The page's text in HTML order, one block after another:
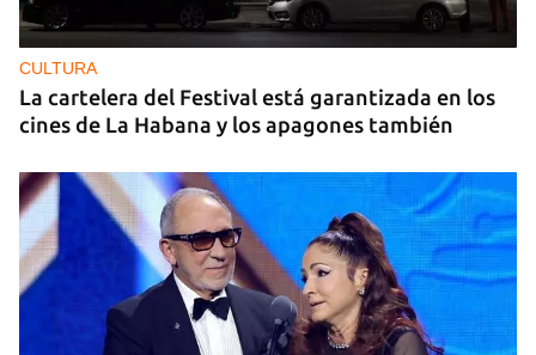
CULTURA
La cartelera del Festival está garantizada en los
cines de La Habana y los apagones también